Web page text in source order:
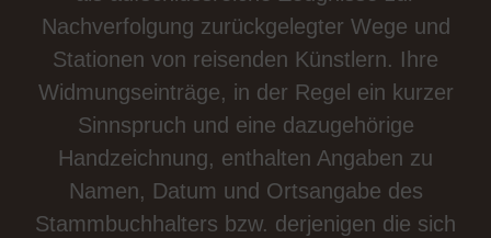
Nachverfolgung zurückgelegter Wege und
Stationen von reisenden Künstlern. Ihre
Widmungseinträge, in der Regel ein kurzer
Sinnspruch und eine dazugehörige
Handzeichnung, enthalten Angaben zu
Namen, Datum und Ortsangabe des
Stammbuchhalters bzw. derjenigen die sich